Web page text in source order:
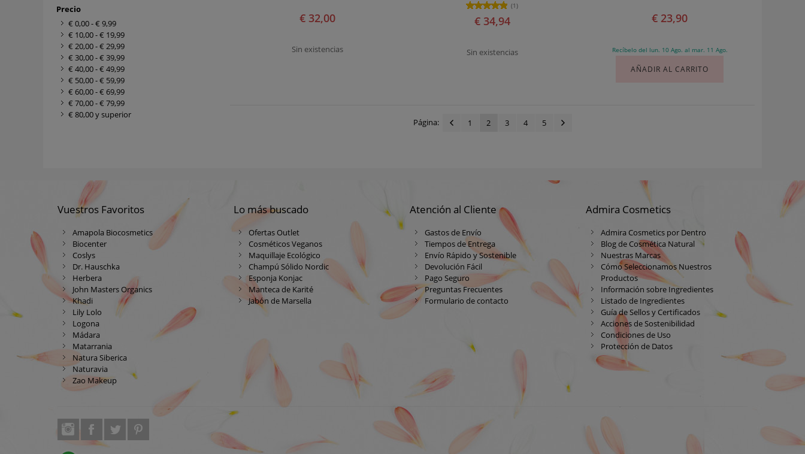
€ 32,00
Sin existencias
(1)
€ 34,94
Sin existencias
€ 23,90
Recíbelo del lun. 10 Ago. al mar. 11 Ago.
AÑADIR AL CARRITO
Página: 1 2 3 4 5
Precio
€ 0,00-€ 9,99
€ 10,00-€ 19,99
€ 20,00-€ 29,99
€ 30,00-€ 39,99
€ 40,00-€ 49,99
€ 50,00-€ 59,99
€ 60,00-€ 69,99
€ 70,00-€ 79,99
€ 80,00y superior
Vuestros Favoritos
Amapola Biocosmetics
Biocenter
Coslys
Dr. Hauschka
Herbera
John Masters Organics
Khadi
Lily Lolo
Logona
Mádara
Matarrania
Natura Siberica
Naturavia
Zao Makeup
Lo más buscado
Ofertas Outlet
Cosméticos Veganos
Maquillaje Ecológico
Champú Sólido Nordic
Esponja Konjac
Manteca de Karité
Jabón de Marsella
Atención al Cliente
Gastos de Envío
Tiempos de Entrega
Envío Rápido y Sostenible
Devolución Fácil
Pago Seguro
Preguntas Frecuentes
Formulario de contacto
Admira Cosmetics
Admira Cosmetics por Dentro
Blog de Cosmética Natural
Nuestras Marcas
Cómo Seleccionamos Nuestros
Productos
Información sobre Ingredientes
Listado de Ingredientes
Guía de Sellos y Certificados
Acciones de Sostenibilidad
Condiciones de Uso
Protección de Datos